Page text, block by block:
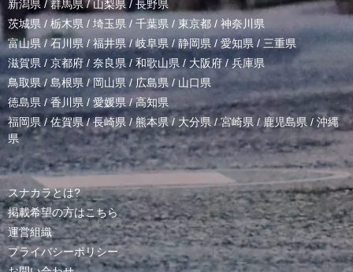
新潟県 /群馬県/山梨県 / 長野県
茨城県 / 栃木県 / 埼玉県 / 千葉県 / 東京都 / 神奈川県
富山県 /石川県/福井県/岐阜県 / 静岡県 / 愛知県 / 三重県
滋賀県 / 京都府 / 奈良県 / 和歌山県/ 大阪府 /兵庫県
鳥取県/ 島根県 /岡山県/ 広島県 / 山口県
徳島県 /香川県 / 愛媛県/高知県
福岡県/佐賀県/長崎県 /熊本県/ 大分県/宮崎県 /鹿児島県 / 沖縄
県
スナカラとは?
掲載希望の方はこちら
運営組織
プライバシーポリシー